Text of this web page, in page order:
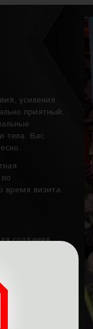
усиления
приятный,
тела. Вас
время визита.
создания
вы
не входят
и